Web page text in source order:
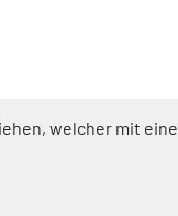
welcher mit